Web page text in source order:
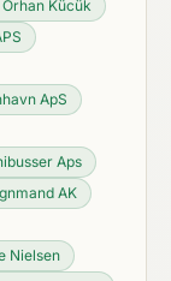
Kücük
ApS
Aps
AK
Nielsen